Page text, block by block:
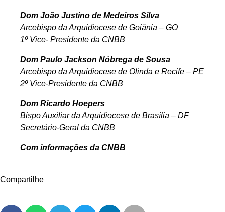
Dom João Justino de Medeiros Silva
Arcebispo da Arquidiocese de Goiânia – GO
1º Vice- Presidente da CNBB
Dom Paulo Jackson Nóbrega de Sousa
Arcebispo da Arquidiocese de Olinda e Recife – PE
2º Vice-Presidente da CNBB
Dom Ricardo Hoepers
Bispo Auxiliar da Arquidiocese de Brasília – DF
Secretário-Geral da CNBB
Com informações da CNBB
Compartilhe